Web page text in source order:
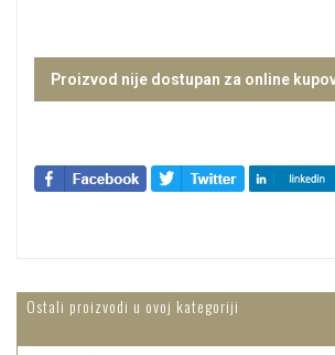
Proizvod nije dostupan za online
Ostali proizvodi u ovoj kategoriji